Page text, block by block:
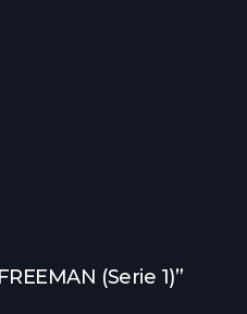
(Serie 1)”